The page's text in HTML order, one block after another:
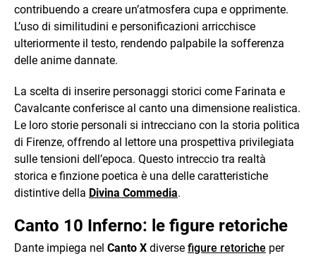
contribuendo a creare un’atmosfera cupa e opprimente.
L’uso di similitudini e personificazioni arricchisce
ulteriormente il testo, rendendo palpabile la sofferenza
delle anime dannate.​
La scelta di inserire personaggi storici come Farinata e
Cavalcante conferisce al canto una dimensione realistica.
Le loro storie personali si intrecciano con la storia politica
di Firenze, offrendo al lettore una prospettiva privilegiata
sulle tensioni dell’epoca. Questo intreccio tra realtà
storica e finzione poetica è una delle caratteristiche
distintive della Divina Commedia.​
Canto 10 Inferno: le figure retoriche
Dante impiega nel Canto X diverse figure retoriche per